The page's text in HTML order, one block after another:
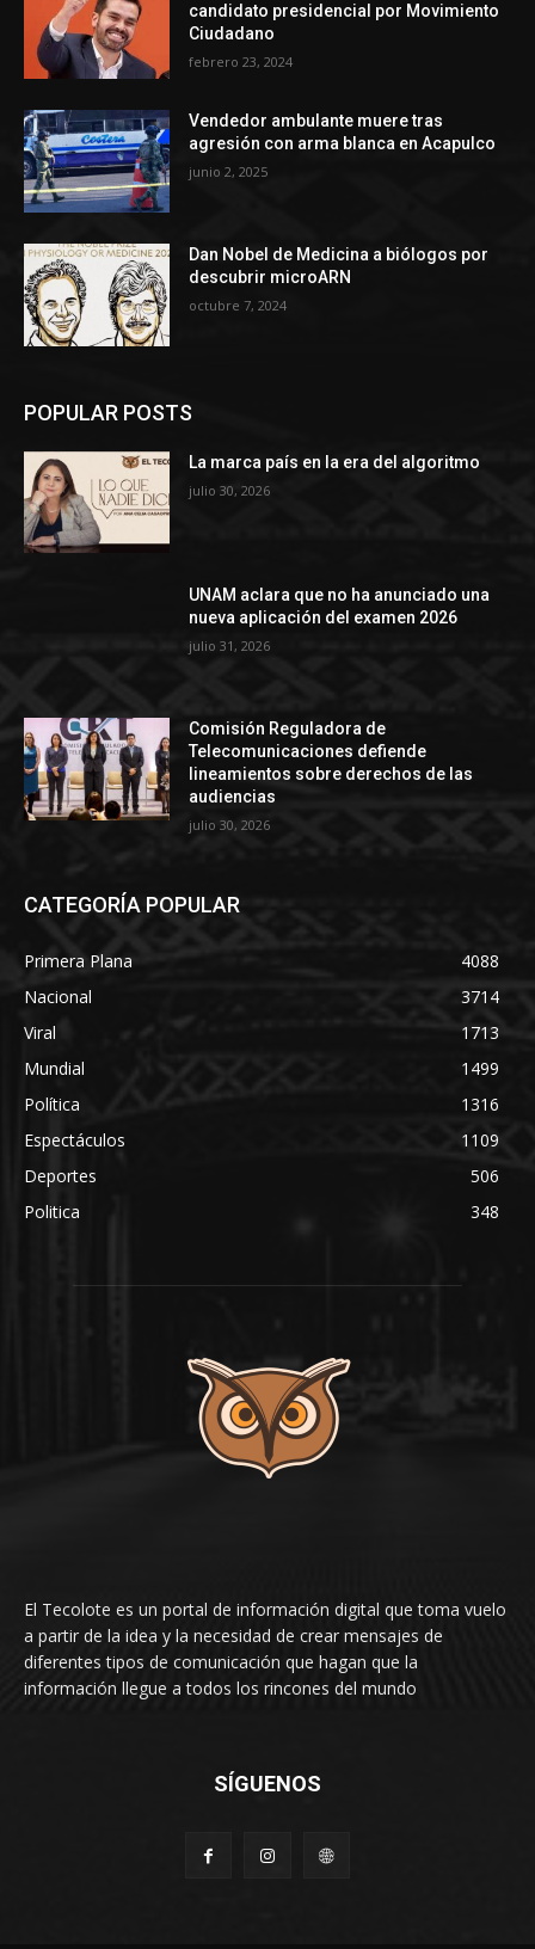
candidato presidencial por Movimiento
Ciudadano
febrero 23, 2024
Vendedor ambulante muere tras
agresión con arma blanca en Acapulco
junio 2, 2025
Dan Nobel de Medicina a biólogos por
descubrir microARN
octubre 7, 2024
POPULAR POSTS
La marca país en la era del algoritmo
julio 30, 2026
UNAM aclara que no ha anunciado una
nueva aplicación del examen 2026
julio 31, 2026
Comisión Reguladora de
Telecomunicaciones defiende
lineamientos sobre derechos de las
audiencias
julio 30, 2026
CATEGORÍA POPULAR
Primera Plana
4088
Nacional
3714
Viral
1713
Mundial
1499
Política
1316
Espectáculos
1109
Deportes
506
Politica
348
El Tecolote es un portal de información digital que toma vuelo
a partir de la idea y la necesidad de crear mensajes de
diferentes tipos de comunicación que hagan que la
información llegue a todos los rincones del mundo
SÍGUENOS